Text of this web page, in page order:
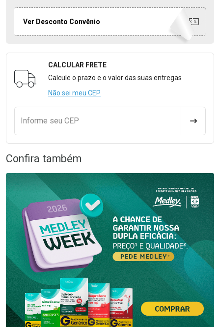
Ver Desconto Convênio
Formulário para Calcular o Frete
CALCULAR FRETE
Calcule o prazo e o valor das suas entregas
Não sei meu CEP
Informe seu CEP
Confira também